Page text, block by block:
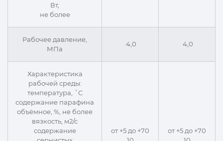
Вт,
не более
Рабочее давление,
МПа
4,0 4,0
Характеристика
рабочей среды:
температура, ˚С
содержание парафина
объёмное, %, не более
вязкость, м2/с
содержание
от +5 до +70
от +5 до +70